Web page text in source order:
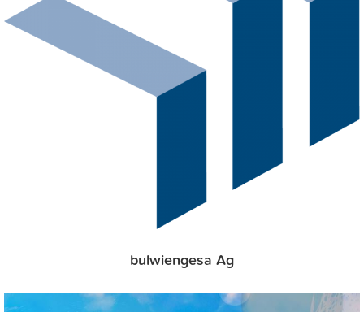
bulwiengesa Ag